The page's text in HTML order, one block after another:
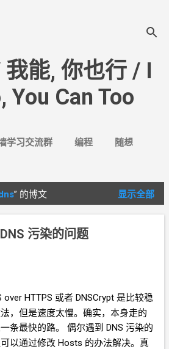
我能, 你也行 / I
You Can Too
学习交流群 编程 随想
” 的博文 显示全部
污染的问题
over HTTPS 或者 DNSCrypt 是比较稳
，但是速度太慢。确实，本身走的
条最快的路。 偶尔遇到 DNS 污染的
以通过修改 Hosts 的办法解决。真